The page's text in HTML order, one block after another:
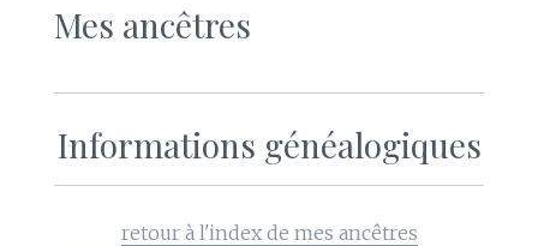
Mes ancêtres
Informations généalogiques
retour à l'index de mes ancêtres